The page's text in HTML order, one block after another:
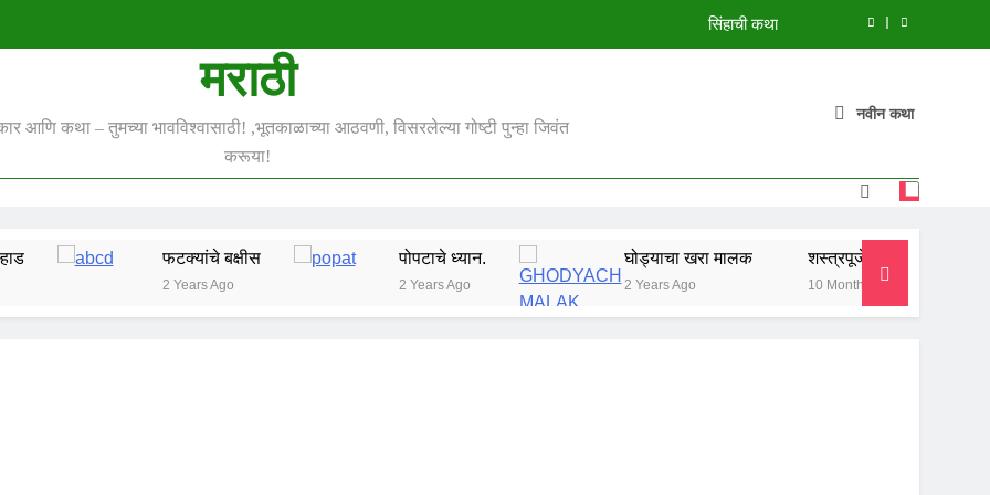
सिंहाची कथा
मुंगी आणि हत्ती
झाडावरची फुलं
मराठी
आणि कथा – तुमच्या भावविश्वासाठी! ,भूतकाळाच्या आठवणी, विसरलेल्या गोष्टी पुन्हा जिवंत
करूया!
नवीन कथा
फटक्यांचे बक्षीस
2 Years Ago
पोपटाचे ध्यान.
2 Years Ago
घोड्याचा खरा मालक
2 Years Ago
शस्त्रपूजेची गोष्ट
10 Months Ago